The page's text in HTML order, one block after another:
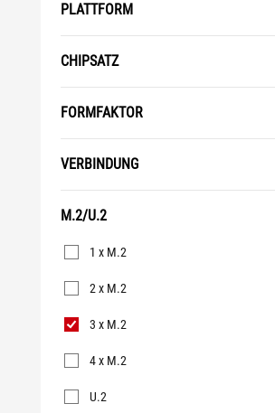
PLATTFORM
CHIPSATZ
FORMFAKTOR
VERBINDUNG
M.2/U.2
M.2/U.2
1 x M.2
2 x M.2
3 x M.2
4 x M.2
U.2